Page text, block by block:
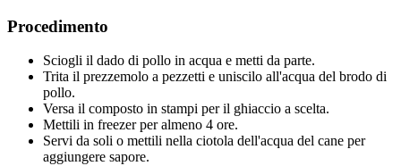
Procedimento
Sciogli il dado di pollo in acqua e metti da parte.
Trita il prezzemolo a pezzetti e uniscilo all'acqua del brodo di
pollo.
Versa il composto in stampi per il ghiaccio a scelta.
Mettili in freezer per almeno 4 ore.
Servi da soli o mettili nella ciotola dell'acqua del cane per
aggiungere sapore.